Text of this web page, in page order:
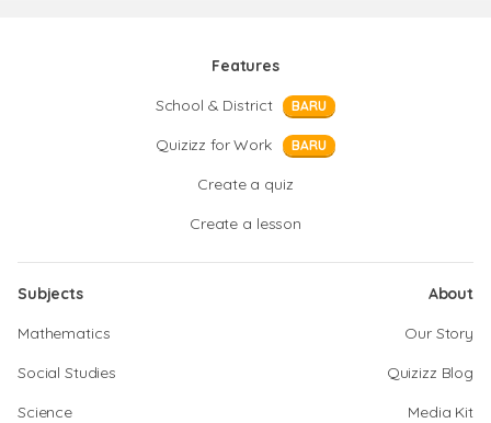
Features
School & District
BARU
Quizizz for Work BARU
Create a quiz
Create a lesson
Subjects
Mathematics
Social Studies
Science
About
Our Story
Quizizz Blog
Media Kit